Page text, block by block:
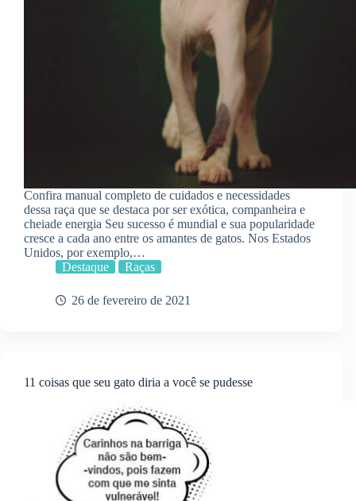
Confira manual completo de cuidados e necessidades
dessa raça que se destaca por ser exótica, companheira e
cheiade energia Seu sucesso é mundial e sua popularidade
cresce a cada ano entre os amantes de gatos. Nos Estados
Unidos, por exemplo,…
Destaque
Raças
26 de fevereiro de 2021
11 coisas que seu gato diria a você se pudesse